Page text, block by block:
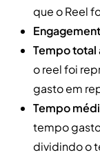
que o Reel
Tempo total
o reel foi
gasto em
Tempo
tempo
dividindo o